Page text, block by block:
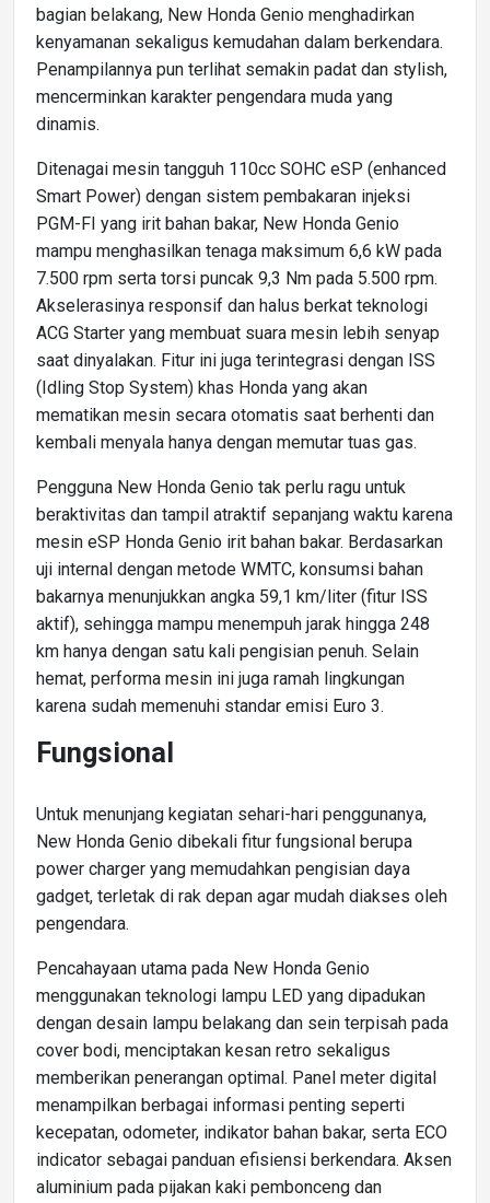
bagian belakang, New Honda Genio menghadirkan
kenyamanan sekaligus kemudahan dalam berkendara.
Penampilannya pun terlihat semakin padat dan stylish,
mencerminkan karakter pengendara muda yang
dinamis.
Ditenagai mesin tangguh 110cc SOHC eSP (enhanced
Smart Power) dengan sistem pembakaran injeksi
PGM-FI yang irit bahan bakar, New Honda Genio
mampu menghasilkan tenaga maksimum 6,6 kW pada
7.500 rpm serta torsi puncak 9,3 Nm pada 5.500 rpm.
Akselerasinya responsif dan halus berkat teknologi
ACG Starter yang membuat suara mesin lebih senyap
saat dinyalakan. Fitur ini juga terintegrasi dengan ISS
(Idling Stop System) khas Honda yang akan
mematikan mesin secara otomatis saat berhenti dan
kembali menyala hanya dengan memutar tuas gas.
Pengguna New Honda Genio tak perlu ragu untuk
beraktivitas dan tampil atraktif sepanjang waktu karena
mesin eSP Honda Genio irit bahan bakar. Berdasarkan
uji internal dengan metode WMTC, konsumsi bahan
bakarnya menunjukkan angka 59,1 km/liter (fitur ISS
aktif), sehingga mampu menempuh jarak hingga 248
km hanya dengan satu kali pengisian penuh. Selain
hemat, performa mesin ini juga ramah lingkungan
karena sudah memenuhi standar emisi Euro 3.
Fungsional
Untuk menunjang kegiatan sehari-hari penggunanya,
New Honda Genio dibekali fitur fungsional berupa
power charger yang memudahkan pengisian daya
gadget, terletak di rak depan agar mudah diakses oleh
pengendara.
Pencahayaan utama pada New Honda Genio
menggunakan teknologi lampu LED yang dipadukan
dengan desain lampu belakang dan sein terpisah pada
cover bodi, menciptakan kesan retro sekaligus
memberikan penerangan optimal. Panel meter digital
menampilkan berbagai informasi penting seperti
kecepatan, odometer, indikator bahan bakar, serta ECO
indicator sebagai panduan efisiensi berkendara. Aksen
aluminium pada pijakan kaki pembonceng dan